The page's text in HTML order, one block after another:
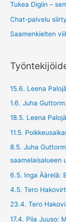
Tukea Digiin –
Chat-palvelu
Saamenkielten
15.6. Leena
1.6. Juha
18.5. Leena
11.5.
8.5. Juha
saamelaisalueen
6.5. Inga Äärelä:
4.5. Tero
23.4. Tero
17.4. Piia Juuso: